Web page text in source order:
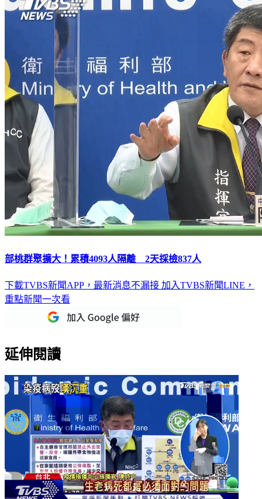
部桃群聚擴大！累積4093人隔離 2天採檢837人
下載TVBS新聞APP，最新消息不漏接 加入TVBS新聞LINE，
重點新聞一次看
延伸閱讀